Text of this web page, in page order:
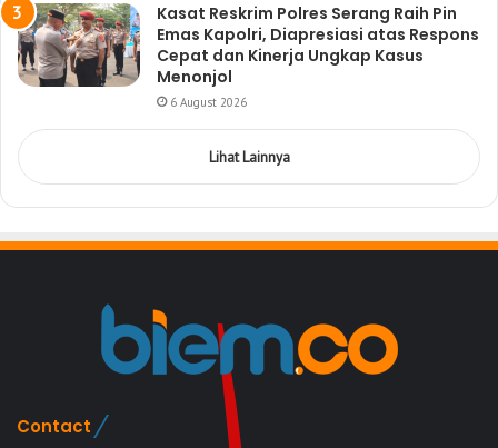
Kasat Reskrim Polres Serang Raih Pin
Emas Kapolri, Diapresiasi atas Respons
Cepat dan Kinerja Ungkap Kasus
Menonjol
6 August 2026
Lihat Lainnya
Contact